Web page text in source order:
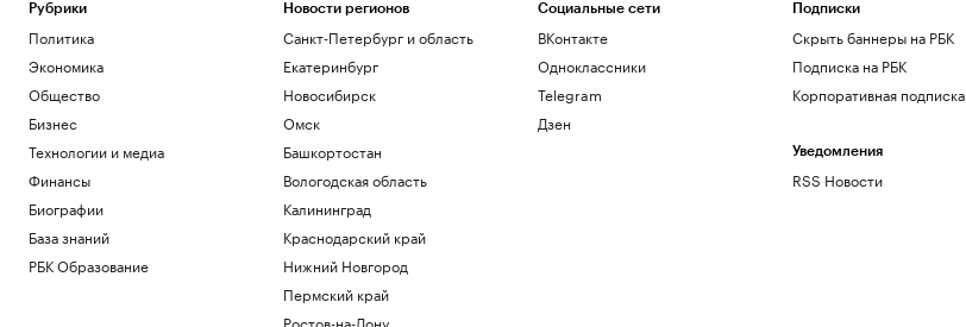
Александр Усик заявил, что у него есть
«два варианта» для прощального боя
Спорт
Что такое медленная жизнь и какую
роль в этом играет дерево
РБК и Старквуд
Метеоролог рассказала о погоде в
Москве на выходных
Общество
Рубрики
Политика
Экономика
Общество
Бизнес
Технологии и медиа
Финансы
Биографии
База знаний
РБК Образование
Новости регионов
Санкт-Петербург и область
Екатеринбург
Новосибирск
Омск
Башкортостан
Вологодская область
Калининград
Краснодарский край
Нижний Новгород
Пермский край
Ростов-на-Дону
Социальные сети
ВКонтакте
Одноклассники
Telegram
Дзен
Подписки
Скрыть баннеры на РБК
Подписка на РБК
Корпоративная подписка
Уведомления
RSS Новости